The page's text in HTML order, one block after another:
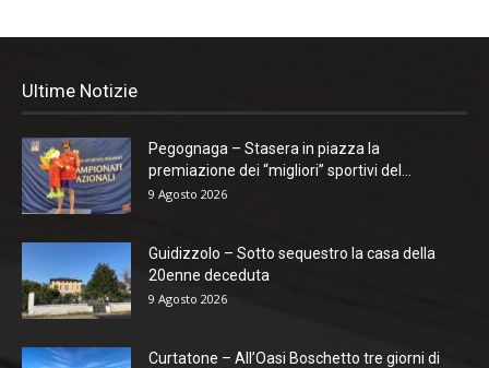
Ultime Notizie
Pegognaga – Stasera in piazza la
premiazione dei “migliori” sportivi del...
9 Agosto 2026
Guidizzolo – Sotto sequestro la casa della
20enne deceduta
9 Agosto 2026
Curtatone – All’Oasi Boschetto tre giorni di